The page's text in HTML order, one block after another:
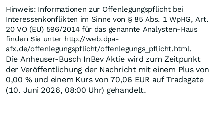
Hinweis: Informationen zur Offenlegungspflicht bei
Interessenkonflikten im Sinne von § 85 Abs. 1 WpHG, Art.
20 VO (EU) 596/2014 für das genannte Analysten-Haus
finden Sie unter http://web.dpa-
afx.de/offenlegungspflicht/offenlegungs_pflicht.html.
Die Anheuser-Busch InBev Aktie wird zum Zeitpunkt
der Veröffentlichung der Nachricht mit einem Plus von
0,00 % und einem Kurs von 70,06 EUR auf Tradegate
(10. Juni 2026, 08:00 Uhr) gehandelt.